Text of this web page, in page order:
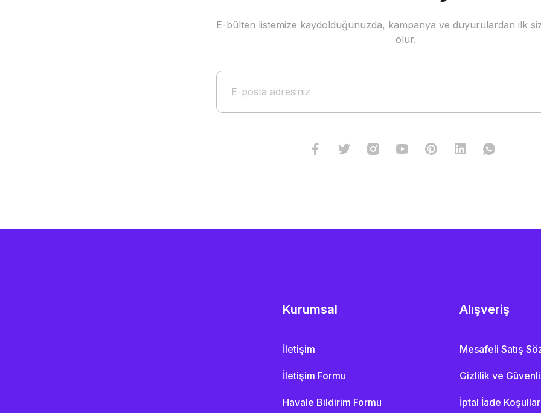
Gönder
E-bülten listemize kaydolduğunuzda, kampanya ve duyurulardan ilk
olur.
Kurumsal
İletişim
İletişim Formu
Havale Bildirim Formu
Alışveriş
Mesafeli Satış
Gizlilik ve
İptal İade